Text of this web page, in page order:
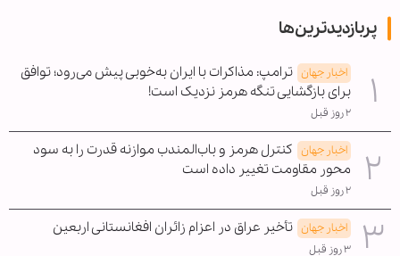
پربازدیدترین‌ها
اخبار جهان ترامپ: مذاکرات با ایران به‌خوبی پیش می‌رود؛ توافق
برای بازگشایی تنگه هرمز نزدیک است!
۲ روز قبل
اخبار جهان کنترل هرمز و باب‌المندب موازنه قدرت را به سود
محور مقاومت تغییر داده است
۲ روز قبل
اخبار جهان تأخیر عراق در اعزام زائران افغانستانی اربعین
۳ روز قبل